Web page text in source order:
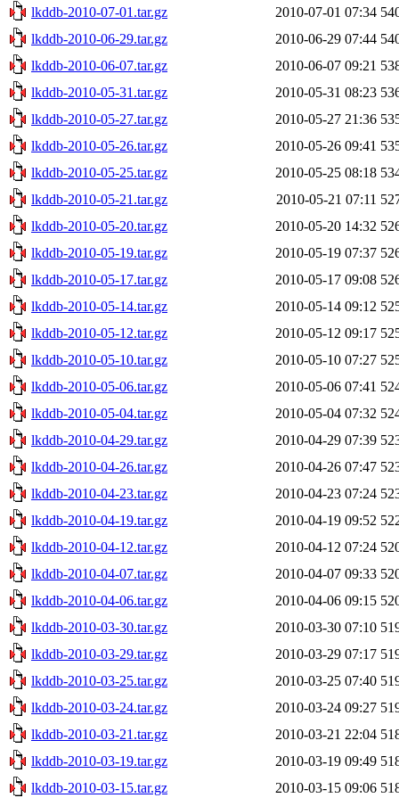
lkddb-2010-07-01.tar.gz 2010-07-01 07:34
lkddb-2010-06-29.tar.gz
2010-06-29 07:44
lkddb-2010-06-07.tar.gz
2010-06-07 09:21
lkddb-2010-05-31.tar.gz
2010-05-31 08:23
lkddb-2010-05-27.tar.gz
2010-05-27 21:36
lkddb-2010-05-26.tar.gz
2010-05-26 09:41
lkddb-2010-05-25.tar.gz
2010-05-25 08:18
lkddb-2010-05-21.tar.gz
2010-05-21 07:11
lkddb-2010-05-20.tar.gz
2010-05-20 14:32
lkddb-2010-05-19.tar.gz
2010-05-19 07:37
lkddb-2010-05-17.tar.gz
2010-05-17 09:08
lkddb-2010-05-14.tar.gz
2010-05-14 09:12
lkddb-2010-05-12.tar.gz
2010-05-12 09:17
lkddb-2010-05-10.tar.gz
2010-05-10 07:27
lkddb-2010-05-06.tar.gz
2010-05-06 07:41
lkddb-2010-05-04.tar.gz
2010-05-04 07:32
lkddb-2010-04-29.tar.gz
2010-04-29 07:39
lkddb-2010-04-26.tar.gz
2010-04-26 07:47
lkddb-2010-04-23.tar.gz
2010-04-23 07:24
lkddb-2010-04-19.tar.gz
2010-04-19 09:52
lkddb-2010-04-12.tar.gz
2010-04-12 07:24
lkddb-2010-04-07.tar.gz
2010-04-07 09:33
lkddb-2010-04-06.tar.gz
2010-04-06 09:15
lkddb-2010-03-30.tar.gz
2010-03-30 07:10
lkddb-2010-03-29.tar.gz
2010-03-29 07:17
lkddb-2010-03-25.tar.gz
2010-03-25 07:40
lkddb-2010-03-24.tar.gz
2010-03-24 09:27
lkddb-2010-03-21.tar.gz
2010-03-21 22:04
lkddb-2010-03-19.tar.gz
2010-03-19 09:49
lkddb-2010-03-15.tar.gz
2010-03-15 09:06